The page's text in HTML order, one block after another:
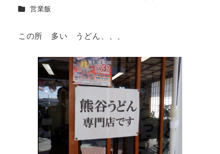
カテゴリー
営業飯
この所 多い うどん、、、